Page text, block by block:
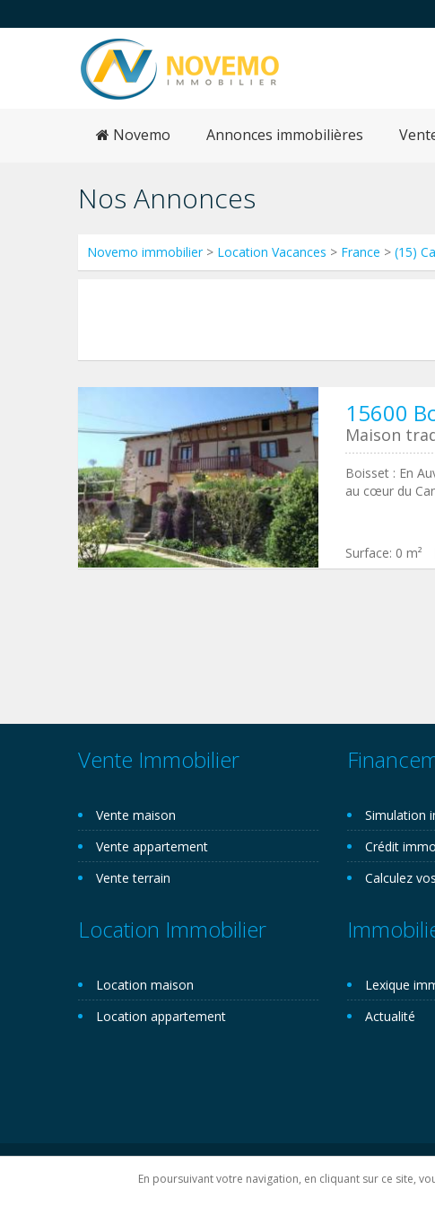
Novemo Annonces immobilières
Nos Annonces
Novemo immobilier> Location Vacances > France > (15)
15600
Maison
Boisset : En
au cœur du
Surface: 0 m²
Vente Immobilier
Vente maison
Vente appartement
Vente terrain
Location Immobilier
Location maison
Location appartement
Simulation
Crédit
Calculez
Lexique
Actualité
Copyright 2026©. Novemo.com. Tous droits réservés. Plan
En poursuivant votre navigation, en cliquant sur ce site,